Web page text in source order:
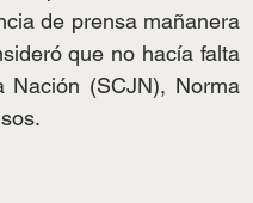
de prensa mañanera
que no hacía falta
(SCJN), Norma